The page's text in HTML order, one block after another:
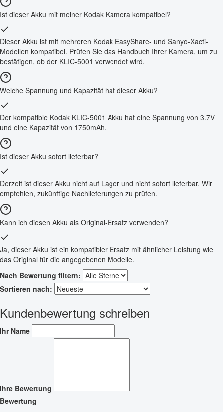
Ist dieser Akku mit meiner Kodak Kamera kompatibel?
Dieser Akku ist mit mehreren Kodak EasyShare- und Sanyo-Xacti-
Modellen kompatibel. Prüfen Sie das Handbuch Ihrer Kamera, um zu
bestätigen, ob der KLIC-5001 verwendet wird.
Welche Spannung und Kapazität hat dieser Akku?
Der kompatible Kodak KLIC-5001 Akku hat eine Spannung von 3.7V
und eine Kapazität von 1750mAh.
Ist dieser Akku sofort lieferbar?
Derzeit ist dieser Akku nicht auf Lager und nicht sofort lieferbar. Wir
empfehlen, zukünftige Nachlieferungen zu prüfen.
Kann ich diesen Akku als Original-Ersatz verwenden?
Ja, dieser Akku ist ein kompatibler Ersatz mit ähnlicher Leistung wie
das Original für die angegebenen Modelle.
Nach Bewertung filtern:
Sortieren nach:
Kundenbewertung schreiben
Ihr Name
Ihre Bewertung
Bewertung